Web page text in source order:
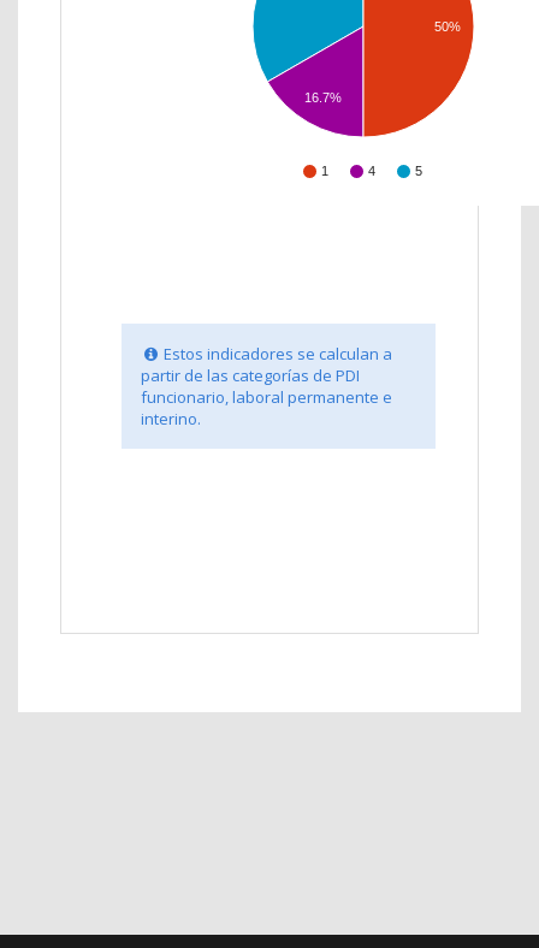
1 4 5
16.7%
50%
Estos indicadores se calculan a
partir de las categorías de PDI
funcionario, laboral permanente e
interino.